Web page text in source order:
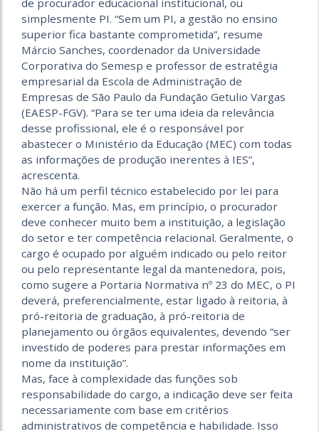
de procurador educacional institucional, ou
simplesmente PI. “Sem um PI, a gestão no ensino
superior fica bastante comprometida”, resume
Márcio Sanches, coordenador da Universidade
Corporativa do Semesp e professor de estratégia
empresarial da Escola de Administração de
Empresas de São Paulo da Fundação Getulio Vargas
(EAESP-FGV). “Para se ter uma ideia da relevância
desse profissional, ele é o responsável por
abastecer o Ministério da Educação (MEC) com todas
as informações de produção inerentes à IES”,
acrescenta.
Não há um perfil técnico estabelecido por lei para
exercer a função. Mas, em princípio, o procurador
deve conhecer muito bem a instituição, a legislação
do setor e ter competência relacional. Geralmente, o
cargo é ocupado por alguém indicado ou pelo reitor
ou pelo representante legal da mantenedora, pois,
como sugere a Portaria Normativa nº 23 do MEC, o PI
deverá, preferencialmente, estar ligado à reitoria, à
pró-reitoria de graduação, à pró-reitoria de
planejamento ou órgãos equivalentes, devendo “ser
investido de poderes para prestar informações em
nome da instituição”.
Mas, face à complexidade das funções sob
responsabilidade do cargo, a indicação deve ser feita
necessariamente com base em critérios
administrativos de competência e habilidade. Isso